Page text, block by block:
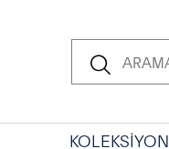
KOLEKSİYON